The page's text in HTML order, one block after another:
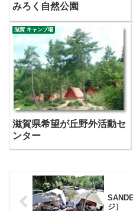
みろく自然公園
滋賀 キャンプ場
滋賀県希望が丘野外活動セ
ンター
ジ）